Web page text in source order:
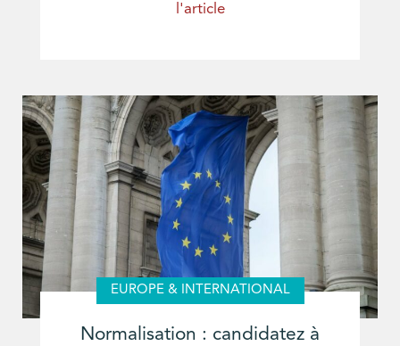
l'article
EUROPE & INTERNATIONAL
Normalisation : candidatez à